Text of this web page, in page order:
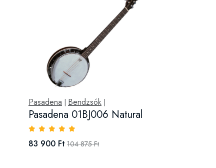
Pasadena Bendzsók|
Pasadena 01BJ006 Natural
83 900 Ft 104 875 Ft